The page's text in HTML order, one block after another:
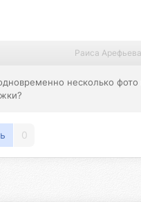
Раиса Арефьева
несколько фото
0